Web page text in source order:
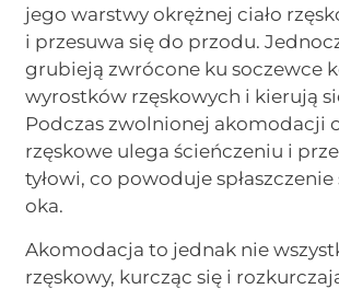
jego warstwy okrężnej ciało
i przesuwa się do przodu.
grubieją zwrócone ku soczewce
wyrostków rzęskowych i kierują
Podczas zwolnionej akomodacji
rzęskowe ulega ścieńczeniu i
tyłowi, co powoduje
oka.
Akomodacja to jednak nie
rzęskowy, kurcząc się i